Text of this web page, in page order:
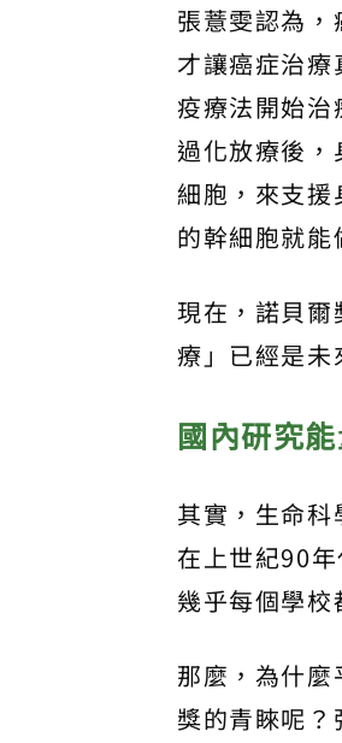
張薏雯認為
才讓癌症治
疫療法開始
過化放療後
細胞，來支
的幹細胞就能
現在，諾貝
療」已經是未
國內研究
其實，生命
在上世紀90
幾乎每個學校
那麼，為什
獎的青睞呢